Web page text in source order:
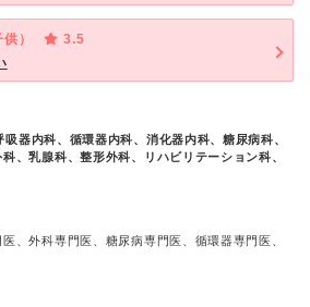
）
3.5
吸器内科、循環器内科、消化器内科、糖尿病科、
、乳腺科、整形外科、リハビリテーション科、
、外科専門医、糖尿病専門医、循環器専門医、